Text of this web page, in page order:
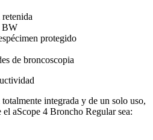
BW
protegido
de broncoscopia
integrada y de un solo uso,
aScope 4 Broncho Regular sea: